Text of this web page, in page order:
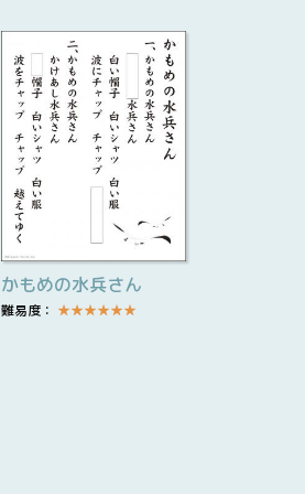
かもめの水兵さん
難易度： ★★★★★★